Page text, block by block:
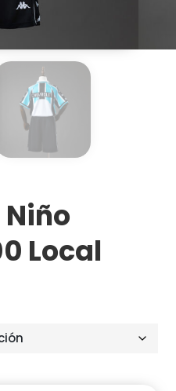
Local